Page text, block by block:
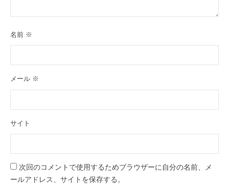
名前 ※
メール ※
サイト
次回のコメントで使用するためブラウザーに自分の名前、メ
ールアドレス、サイトを保存する。